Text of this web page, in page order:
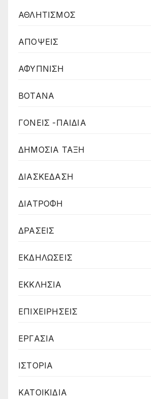
ΑΘΛΗΤΙΣΜΟΣ
ΑΠΟΨΕΙΣ
ΑΦΥΠΝΙΣΗ
ΒΟΤΑΝΑ
ΓΟΝΕΙΣ -ΠΑΙΔΙΑ
ΔΗΜΟΣΙΑ ΤΑΞΗ
ΔΙΑΣΚΕΔΑΣΗ
ΔΙΑΤΡΟΦΗ
ΔΡΑΣΕΙΣ
ΕΚΔΗΛΩΣΕΙΣ
ΕΚΚΛΗΣΙΑ
ΕΠΙΧΕΙΡΗΣΕΙΣ
ΕΡΓΑΣΙΑ
ΙΣΤΟΡΙΑ
ΚΑΤΟΙΚΙΔΙΑ